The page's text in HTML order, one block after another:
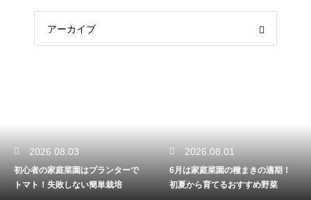
アーカイブ
の家庭菜園はプランターで
！失敗しない簡単栽培
2026.08.01
6月は家庭菜園の種まきの適期！
初夏から育てるおすすめ野菜